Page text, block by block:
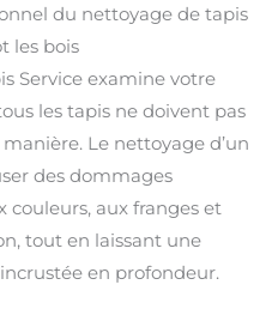
du nettoyage de tapis
les bois
Service examine votre
les tapis ne doivent pas
Le nettoyage d’un
des dommages
couleurs, aux franges et
tout en laissant une
en profondeur.